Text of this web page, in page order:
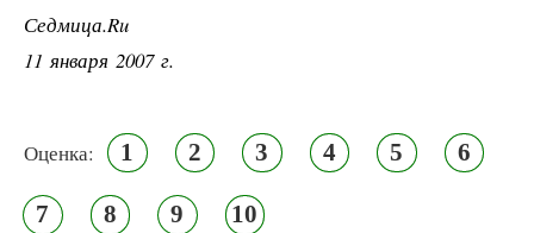
Седмица.Ru
11 января 2007 г.
Оценка: 1 2 3 4 5 6
7 8 9 10